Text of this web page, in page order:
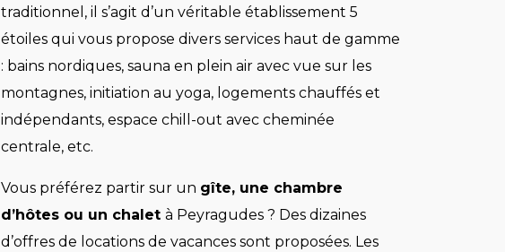
traditionnel, il s’agit d’un véritable établissement 5
étoiles qui vous propose divers services haut de gamme
: bains nordiques, sauna en plein air avec vue sur les
montagnes, initiation au yoga, logements chauffés et
indépendants, espace chill-out avec cheminée
centrale, etc.
Vous préférez partir sur un gîte, une chambre
d’hôtes ou un chalet à Peyragudes ? Des dizaines
d’offres de locations de vacances sont proposées. Les